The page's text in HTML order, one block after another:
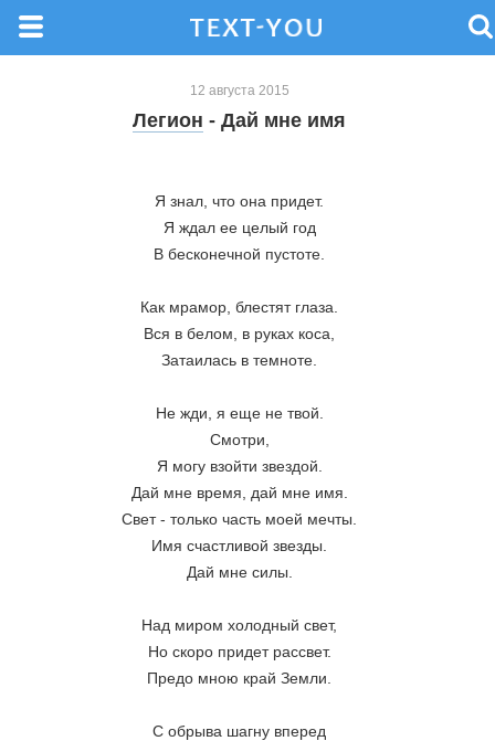
12 августа 2015
Легион - Дай мне имя
Я знал, что она придет.
Я ждал ее целый год
В бесконечной пустоте.
Как мрамор, блестят глаза.
Вся в белом, в руках коса,
Затаилась в темноте.
Не жди, я еще не твой.
Смотри,
Я могу взойти звездой.
Дай мне время, дай мне имя.
Свет - только часть моей мечты.
Имя счастливой звезды.
Дай мне силы.
Над миром холодный свет,
Но скоро придет рассвет.
Предо мною край Земли.
С обрыва шагну вперед